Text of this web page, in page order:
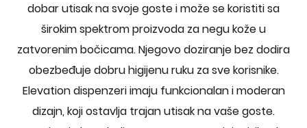
dobar utisak na svoje goste i može se koristiti sa
širokim spektrom proizvoda za negu kože u
zatvorenim bočicama. Njegovo doziranje bez dodira
obezbeđuje dobru higijenu ruku za sve korisnike.
Elevation dispenzeri imaju funkcionalan i moderan
dizajn, koji ostavlja trajan utisak na vaše goste.